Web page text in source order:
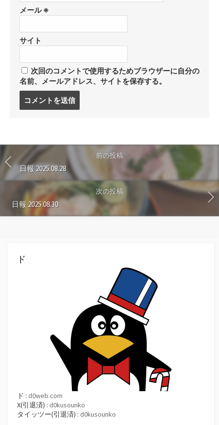
メール※
サイト
次回のコメントで使用するためブラウザーに自分の
名前、メールアドレス、サイトを保存する。
る
前の投稿
日報 2025.08.28
次の投稿
日報 2025.08.30
ド
ド : d0web.com
X(引退済) : d0kusounko
タイッツー(引退済) : d0kusounko